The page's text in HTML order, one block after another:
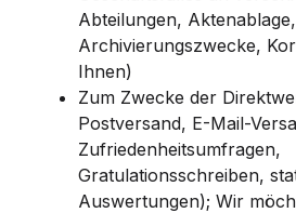
Abteilungen, Aktenablage,
Archivierungszwecke,
Ihnen)
Zum Zwecke der
Postversand, E-Mail-
Zufriedenheitsumfragen,
Gratulationsschreiben,
Auswertungen); Wir